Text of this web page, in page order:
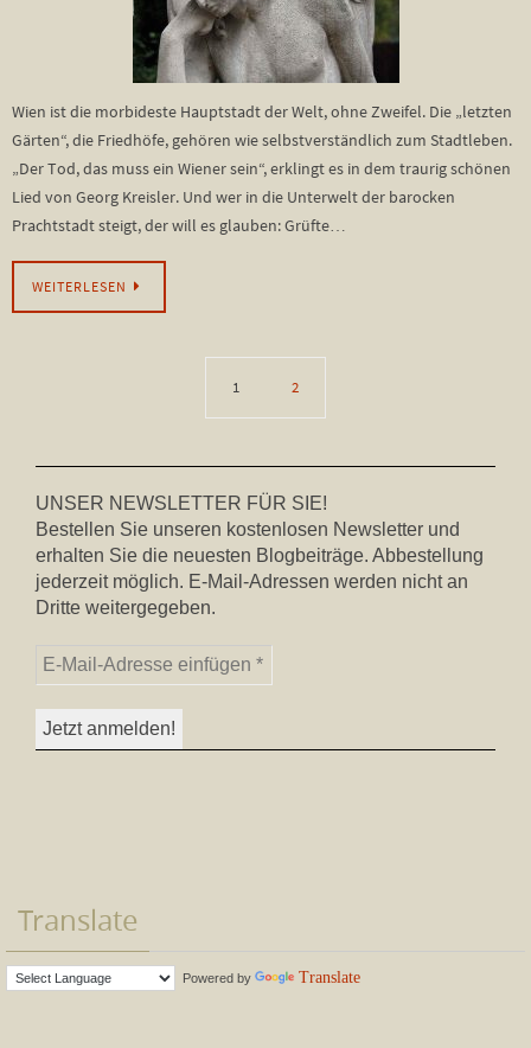
Wien ist die morbideste Hauptstadt der Welt, ohne Zweifel. Die „letzten
Gärten“, die Friedhöfe, gehören wie selbstverständlich zum Stadtleben.
„Der Tod, das muss ein Wiener sein“, erklingt es in dem traurig schönen
Lied von Georg Kreisler. Und wer in die Unterwelt der barocken
Prachtstadt steigt, der will es glauben: Grüfte…
WEITERLESEN
1 2
UNSER NEWSLETTER FÜR SIE!
Bestellen Sie unseren kostenlosen Newsletter und
erhalten Sie die neuesten Blogbeiträge. Abbestellung
jederzeit möglich. E-Mail-Adressen werden nicht an
Dritte weitergegeben.
Translate
Powered by Translate